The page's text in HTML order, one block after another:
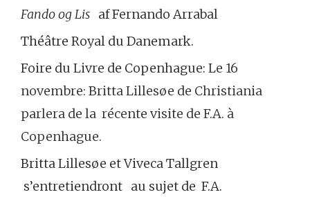
Fando og Lis af Fernando Arrabal
Théâtre Royal du Danemark.
Foire du Livre de Copenhague: Le 16
novembre: Britta Lillesøe de Christiania
parlera de la récente visite de F.A. à
Copenhague.
Britta Lillesøe et Viveca Tallgren
s’entretiendront au sujet de F.A.